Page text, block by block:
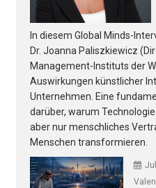
In diesem Global Minds-
Dr. Joanna Paliszkiewicz
Management-Instituts der
Auswirkungen künstlicher
Unternehmen. Eine
darüber, warum
aber nur menschliches
Menschen transformieren.